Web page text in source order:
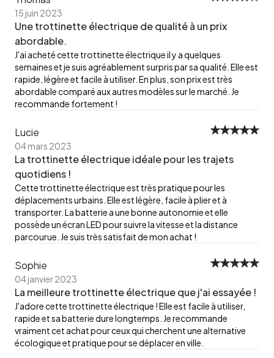
15 juin 2023
Une trottinette électrique de qualité à un prix
abordable.
J'ai acheté cette trottinette électrique il y a quelques
semaines et je suis agréablement surpris par sa qualité. Elle est
rapide, légère et facile à utiliser. En plus, son prix est très
abordable comparé aux autres modèles sur le marché. Je
recommande fortement !
Lucie
04 mars 2023
La trottinette électrique idéale pour les trajets
quotidiens !
Cette trottinette électrique est très pratique pour les
déplacements urbains. Elle est légère, facile à plier et à
transporter. La batterie a une bonne autonomie et elle
possède un écran LED pour suivre la vitesse et la distance
parcourue. Je suis très satisfait de mon achat !
Sophie
04 janvier 2023
La meilleure trottinette électrique que j'ai essayée !
J'adore cette trottinette électrique ! Elle est facile à utiliser,
rapide et sa batterie dure longtemps. Je recommande
vraiment cet achat pour ceux qui cherchent une alternative
écologique et pratique pour se déplacer en ville.